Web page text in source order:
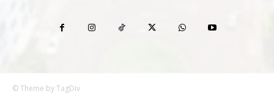
© Theme by TagDiv